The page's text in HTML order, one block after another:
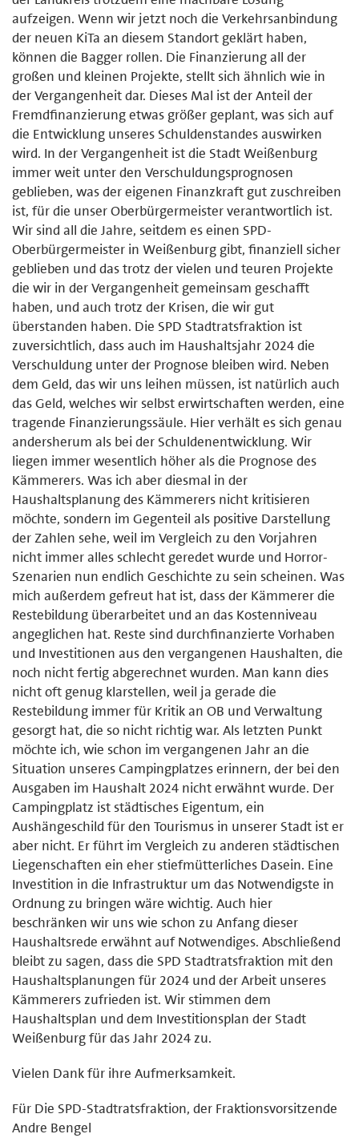
aufzeigen. Wenn wir jetzt noch die Verkehrsanbindung
der neuen KiTa an diesem Standort geklärt haben,
können die Bagger rollen. Die Finanzierung all der
großen und kleinen Projekte, stellt sich ähnlich wie in
der Vergangenheit dar. Dieses Mal ist der Anteil der
Fremdfinanzierung etwas größer geplant, was sich auf
die Entwicklung unseres Schuldenstandes auswirken
wird. In der Vergangenheit ist die Stadt Weißenburg
immer weit unter den Verschuldungsprognosen
geblieben, was der eigenen Finanzkraft gut zuschreiben
ist, für die unser Oberbürgermeister verantwortlich ist.
Wir sind all die Jahre, seitdem es einen SPD-
Oberbürgermeister in Weißenburg gibt, finanziell sicher
geblieben und das trotz der vielen und teuren Projekte
die wir in der Vergangenheit gemeinsam geschafft
haben, und auch trotz der Krisen, die wir gut
überstanden haben. Die SPD Stadtratsfraktion ist
zuversichtlich, dass auch im Haushaltsjahr 2024 die
Verschuldung unter der Prognose bleiben wird. Neben
dem Geld, das wir uns leihen müssen, ist natürlich auch
das Geld, welches wir selbst erwirtschaften werden, eine
tragende Finanzierungssäule. Hier verhält es sich genau
andersherum als bei der Schuldenentwicklung. Wir
liegen immer wesentlich höher als die Prognose des
Kämmerers. Was ich aber diesmal in der
Haushaltsplanung des Kämmerers nicht kritisieren
möchte, sondern im Gegenteil als positive Darstellung
der Zahlen sehe, weil im Vergleich zu den Vorjahren
nicht immer alles schlecht geredet wurde und Horror-
Szenarien nun endlich Geschichte zu sein scheinen. Was
mich außerdem gefreut hat ist, dass der Kämmerer die
Restebildung überarbeitet und an das Kostenniveau
angeglichen hat. Reste sind durchfinanzierte Vorhaben
und Investitionen aus den vergangenen Haushalten, die
noch nicht fertig abgerechnet wurden. Man kann dies
nicht oft genug klarstellen, weil ja gerade die
Restebildung immer für Kritik an OB und Verwaltung
gesorgt hat, die so nicht richtig war. Als letzten Punkt
möchte ich, wie schon im vergangenen Jahr an die
Situation unseres Campingplatzes erinnern, der bei den
Ausgaben im Haushalt 2024 nicht erwähnt wurde. Der
Campingplatz ist städtisches Eigentum, ein
Aushängeschild für den Tourismus in unserer Stadt ist er
aber nicht. Er führt im Vergleich zu anderen städtischen
Liegenschaften ein eher stiefmütterliches Dasein. Eine
Investition in die Infrastruktur um das Notwendigste in
Ordnung zu bringen wäre wichtig. Auch hier
beschränken wir uns wie schon zu Anfang dieser
Haushaltsrede erwähnt auf Notwendiges. Abschließend
bleibt zu sagen, dass die SPD Stadtratsfraktion mit den
Haushaltsplanungen für 2024 und der Arbeit unseres
Kämmerers zufrieden ist. Wir stimmen dem
Haushaltsplan und dem Investitionsplan der Stadt
Weißenburg für das Jahr 2024 zu.
Vielen Dank für ihre Aufmerksamkeit.
Für Die SPD-Stadtratsfraktion, der Fraktionsvorsitzende
Andre Bengel